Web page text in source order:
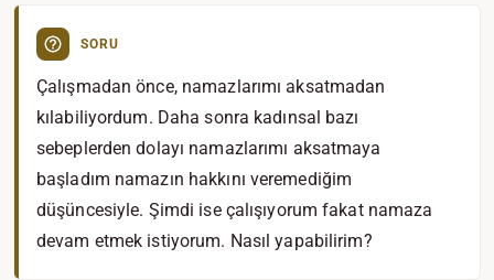
SORU
Çalışmadan önce, namazlarımı aksatmadan
kılabiliyordum. Daha sonra kadınsal bazı
sebeplerden dolayı namazlarımı aksatmaya
başladım namazın hakkını veremediğim
düşüncesiyle. Şimdi ise çalışıyorum fakat namaza
devam etmek istiyorum. Nasıl yapabilirim?